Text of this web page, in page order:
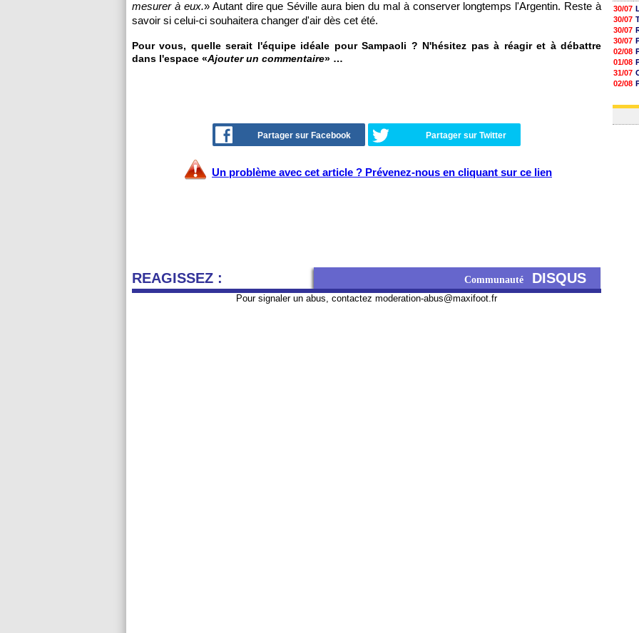
mesurer à eux.» Autant dire que Séville aura bien du mal à conserver longtemps l'Argentin. Reste à
savoir si celui-ci souhaitera changer d'air dès cet été.
Pour vous, quelle serait l'équipe idéale pour Sampaoli ? N'hésitez pas à réagir et à débattre
dans l'espace «Ajouter un commentaire» …
Partager sur Facebook Partager sur Twitter
Un problème avec cet article ? Prévenez-nous en cliquant sur ce lien
REAGISSEZ : Communauté DISQUS
Pour signaler un abus, contactez moderation-abus@maxifoot.fr
30/07
30/07
30/07
30/07
02/08
01/08
31/07
02/08
03/08